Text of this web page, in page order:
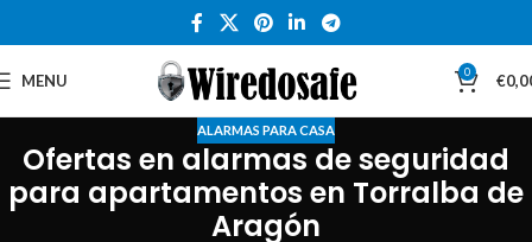
MENU 0 €
ALARMAS PARA CASA
Ofertas en alarmas de seguridad
para apartamentos en Torralba de
Aragón